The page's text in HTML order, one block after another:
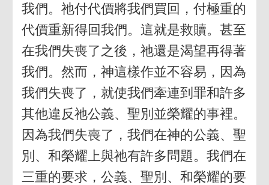
我們。祂付代價將我們買回，付極重的
代價重新得回我們。這就是救贖。甚至
在我們失喪了之後，祂還是渴望再得著
我們。然而，神這樣作並不容易，因為
我們失喪了，就使我們牽連到罪和許多
其他違反祂公義、聖別並榮耀的事裡。
因為我們失喪了，我們在神的公義、聖
別、和榮耀上與祂有許多問題。我們在
三重的要求，公義、聖別、和榮耀的要